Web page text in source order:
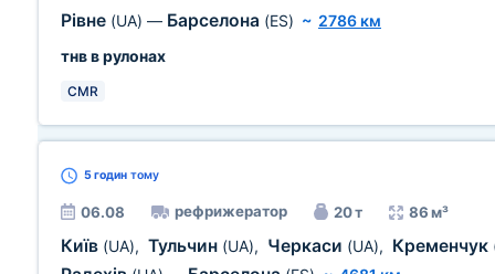
Рівне (UA) — Барселона (ES) ~ 2786 км
тнв в рулонах
CMR
5 годин тому
06.08 рефрижератор 20 т 86 м³
Київ (UA), Тульчин (UA), Черкаси (UA), Кременчук